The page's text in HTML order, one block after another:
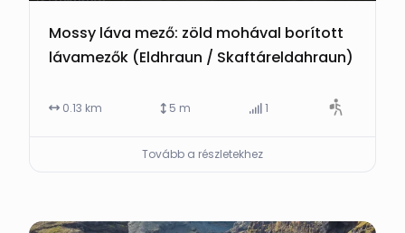
Mossy láva mező: zöld mohával borított
lávamezők (Eldhraun / Skaftáreldahraun)
0.13 km 5 m 1
Tovább a részletekhez